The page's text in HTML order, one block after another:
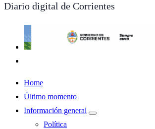
Diario digital de Corrientes
Home
Último momento
Información general
Política